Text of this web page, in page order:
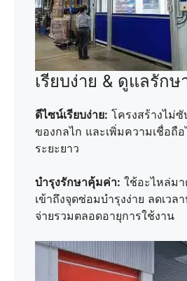
เรียบง่าย & ดูแลรักษ
ดีไซน์เรียบง่าย: โครงสร้างไม่
ของกลไก และเพิ่มความเชื่อถื
ระยะยาว
บำรุงรักษาคุ้มค่า: ใช้อะไหล่ม
เข้าถึงจุดซ่อมบำรุงง่าย ลดเวล
จ่ายรวมตลอดอายุการใช้งาน